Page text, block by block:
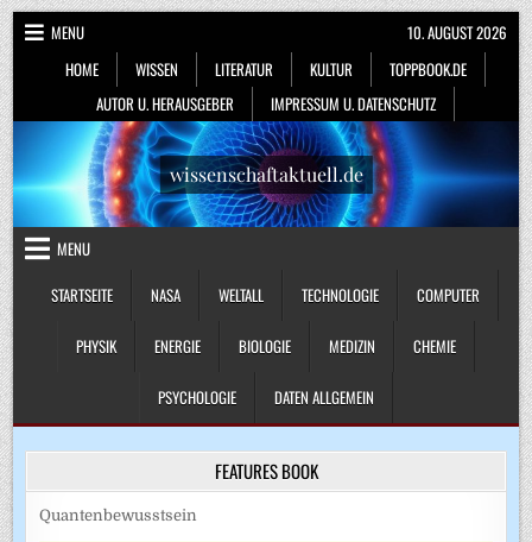
Skip
to
content
MENU
HOME
WISSEN LITERATUR KULTUR
TOPPBOOK.DE
AUTOR U. HERAUSGEBER
IMPRESSUM U. DATENSCHUTZ
10. AUGUST 2026
wissenschaftaktuell.de
MENU
STARTSEITE
NASA WELTALL TECHNOLOGIE COMPUTER
PHYSIK ENERGIE BIOLOGIE MEDIZIN CHEMIE
PSYCHOLOGIE DATEN ALLGEMEIN
FEATURES BOOK
Quantenbewusstsein